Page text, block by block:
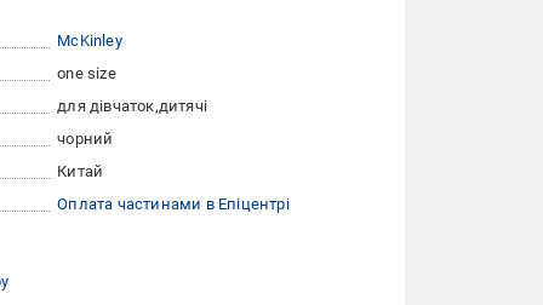
McKinley
one size
для дівчаток дитячі
чорний
Китай
Оплата частинами в Епіцентрі